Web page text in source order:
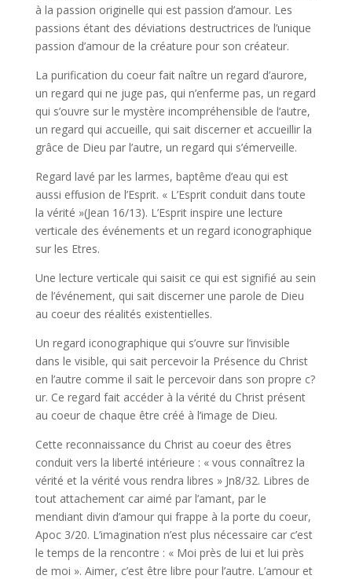
à la passion originelle qui est passion d’amour. Les
passions étant des déviations destructrices de l’unique
passion d’amour de la créature pour son créateur.
La purification du coeur fait naître un regard d’aurore,
un regard qui ne juge pas, qui n’enferme pas, un regard
qui s’ouvre sur le mystère incompréhensible de l’autre,
un regard qui accueille, qui sait discerner et accueillir la
grâce de Dieu par l’autre, un regard qui s’émerveille.
Regard lavé par les larmes, baptême d’eau qui est
aussi effusion de l’Esprit. « L’Esprit conduit dans toute
la vérité »(Jean 16/13). L’Esprit inspire une lecture
verticale des événements et un regard iconographique
sur les Etres.
Une lecture verticale qui saisit ce qui est signifié au sein
de l’événement, qui sait discerner une parole de Dieu
au coeur des réalités existentielles.
Un regard iconographique qui s’ouvre sur l’invisible
dans le visible, qui sait percevoir la Présence du Christ
en l’autre comme il sait le percevoir dans son propre c?
ur. Ce regard fait accéder à la vérité du Christ présent
au coeur de chaque être créé à l’image de Dieu.
Cette reconnaissance du Christ au coeur des êtres
conduit vers la liberté intérieure : « vous connaîtrez la
vérité et la vérité vous rendra libres » Jn8/32. Libres de
tout attachement car aimé par l’amant, par le
mendiant divin d’amour qui frappe à la porte du coeur,
Apoc 3/20. L’imagination n’est plus nécessaire car c’est
le temps de la rencontre : « Moi près de lui et lui près
de moi ». Aimer, c’est être libre pour l’autre. L’amour et